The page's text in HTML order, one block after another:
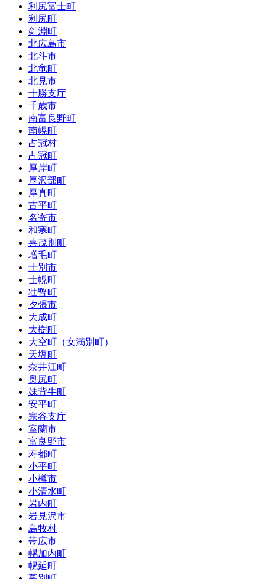
利尻富士町
利尻町
剣淵町
北広島市
北斗市
北竜町
北見市
十勝支庁
千歳市
南富良野町
南幌町
占冠村
占冠町
厚岸町
厚沢部町
厚真町
古平町
名寄市
和寒町
喜茂別町
増毛町
士別市
士幌町
壮瞥町
夕張市
大成町
大樹町
大空町（女満別町）
天塩町
奈井江町
奥尻町
妹背牛町
安平町
宗谷支庁
室蘭市
富良野市
寿都町
小平町
小樽市
小清水町
岩内町
岩見沢市
島牧村
帯広市
幌加内町
幌延町